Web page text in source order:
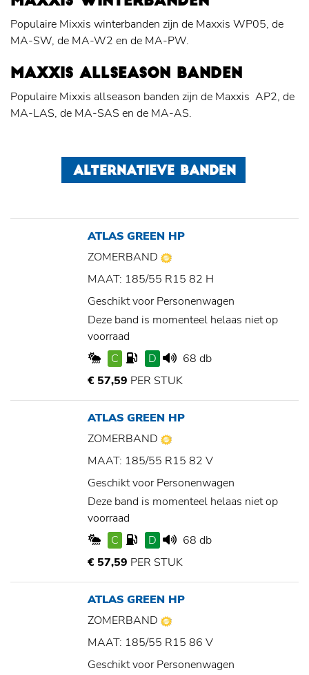
Populaire Mixxis winterbanden zijn de Maxxis WP05, de
MA-SW, de MA-W2 en de MA-PW.
MAXXIS ALLSEASON BANDEN
Populaire Mixxis allseason banden zijn de Maxxis AP2, de
MA-LAS, de MA-SAS en de MA-AS.
ALTERNATIEVE BANDEN
ATLAS GREEN HP
ZOMERBAND
MAAT: 185/55 R15 82 H
Geschikt voor Personenwagen
Deze band is momenteel helaas niet op
voorraad
C
D
68 db
€ 57,59 PER STUK
ATLAS GREEN HP
ZOMERBAND
MAAT: 185/55 R15 82 V
Geschikt voor Personenwagen
Deze band is momenteel helaas niet op
voorraad
C
D
68 db
€ 57,59 PER STUK
ATLAS GREEN HP
ZOMERBAND
MAAT: 185/55 R15 86 V
Geschikt voor Personenwagen